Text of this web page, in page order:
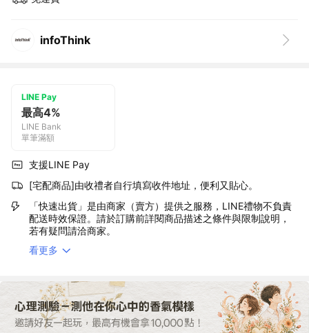
infoThink
LINE Pay
最高4%
LINE Bank
單筆滿額
支援LINE Pay
[宅配商品]由收禮者自行填寫收件地址，便利又貼心。
「快速出貨」是由商家（賣方）提供之服務，LINE禮物不負責
配送時效保證。請於訂購前詳閱商品描述之條件與限制說明，
若有疑問請洽商家。
看更多